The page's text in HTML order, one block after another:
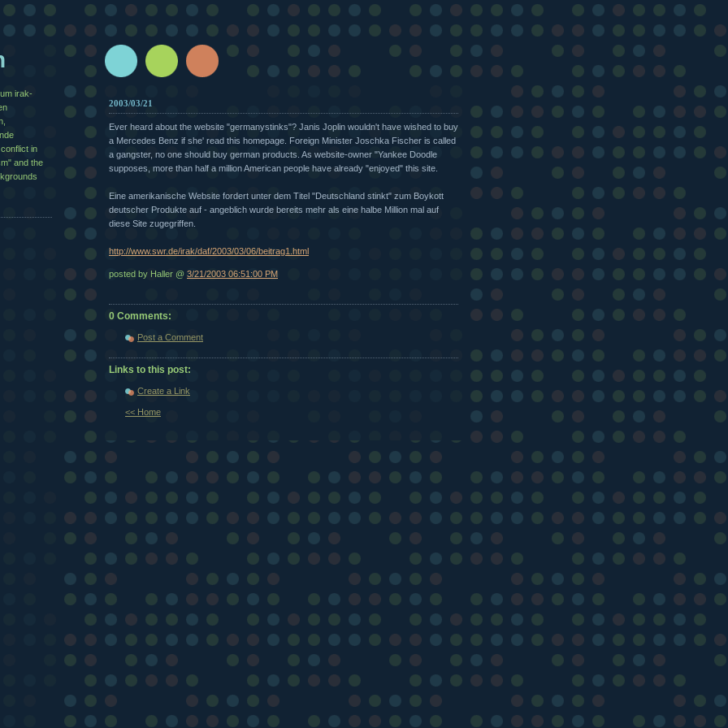
2003/03/21
Ever heard about the website "germanystinks"? Janis Joplin wouldn't have wished to buy
a Mercedes Benz if she' read this homepage. Foreign Minister Joschka Fischer is called
a gangster, no one should buy german products. As website-owner "Yankee Doodle
supposes, more than half a million American people have already "enjoyed" this site.
Eine amerikanische Website fordert unter dem Titel "Deutschland stinkt" zum Boykott
deutscher Produkte auf - angeblich wurde bereits mehr als eine halbe Million mal auf
diese Site zugegriffen.
http://www.swr.de/irak/daf/2003/03/06/beitrag1.html
posted by Haller @ 3/21/2003 06:51:00 PM
0 Comments:
Post a Comment
Links to this post:
Create a Link
<< Home
irak-
in
and the